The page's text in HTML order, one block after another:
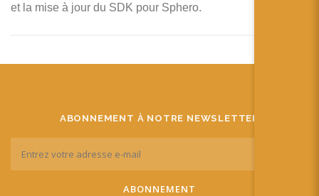
et la mise à jour du SDK pour Sphero.
ABONNEMENT À NOTRE NEWSLETTER